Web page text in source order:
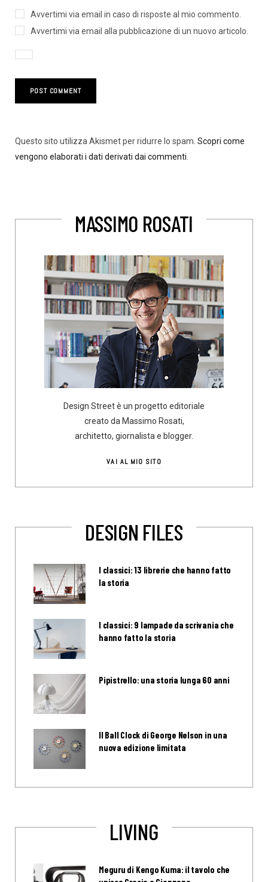
Avvertimi via email in caso di risposte al mio commento.
Avvertimi via email alla pubblicazione di un nuovo articolo.
Questo sito utilizza Akismet per ridurre lo spam. Scopri come
vengono elaborati i dati derivati dai commenti
MASSIMO ROSATI
Design Street è un progetto editoriale
creato da Massimo Rosati,
architetto, giornalista e blogger.
VAI AL MIO SITO
DESIGN FILES
I classici: 13 librerie che hanno fatto
la storia
I classici: 9 lampade da scrivania che
hanno fatto la storia
Pipistrello: una storia lunga 60 anni
Il Ball Clock di George Nelson in una
nuova edizione limitata
LIVING
Meguru di Kengo Kuma: il tavolo che